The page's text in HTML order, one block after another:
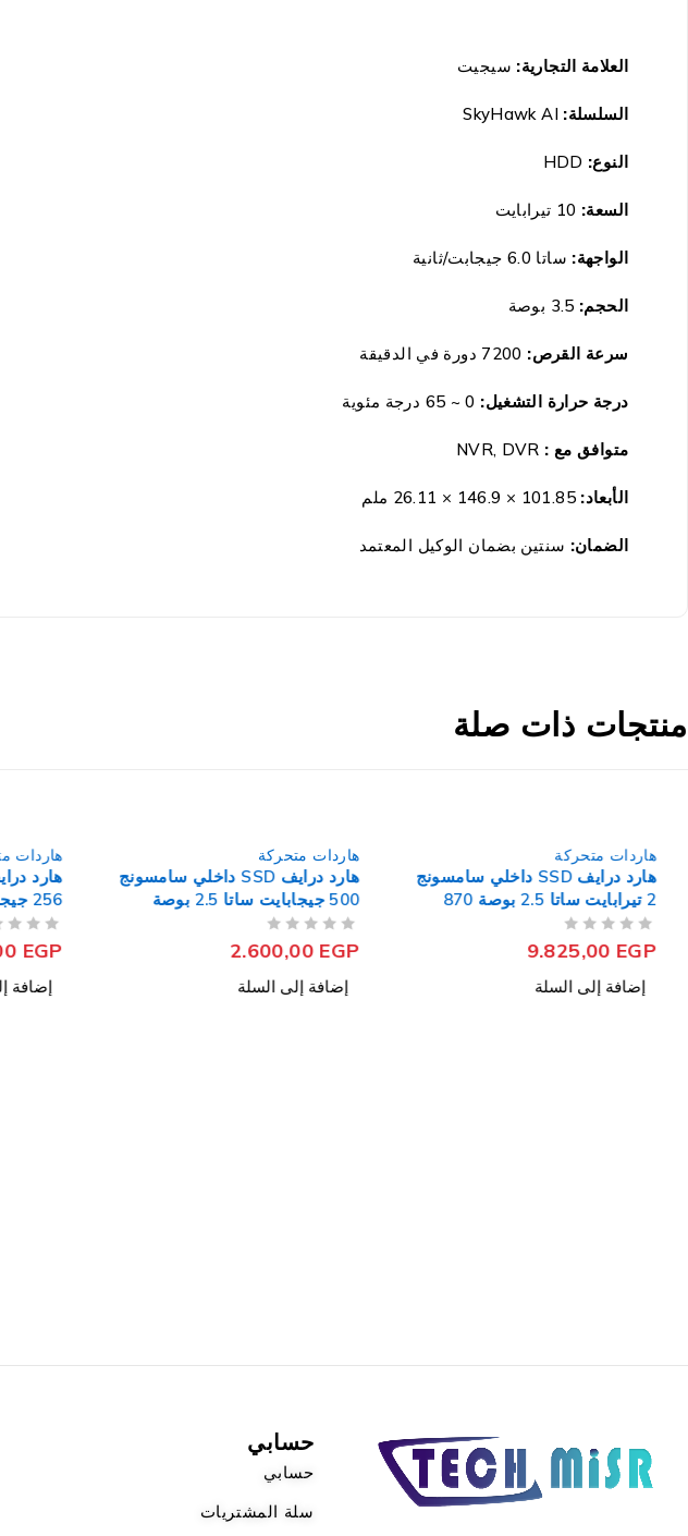
العلامة التجارية: سيجيت
السلسلة:SkyHawk AI
النوع:
السعة: 10 تيرابايت
الواجهة: ساتا 6.0 جيجابت/ثانية
الحجم:
سرعة القرص:
درجة حرارة التشغيل: 0 ~ 65 درجة مئوية
متوافق مع :
الأبعاد: 101.85 × 146.9 × 26.11 ملم
الضمان: سنتين بضمان الوكيل المعتمد
منتجات ذات صلة
هاردات متحركة
هارد درايف SSD داخلي سامسونج
2 تيرابايت ساتا 2.5 بوصة 870
EVO
9.825,00EGP
إضافة إلى السلة
هاردات متحركة
هارد درايف SSD داخلي سامسونج
500 جيجابايت ساتا 2.5 بوصة
870 EVO
2.600,00EGP
إضافة إلى السلة
هاردات
Desire
EGP
إضافة
حسابي
حسابي
سلة المشتريات